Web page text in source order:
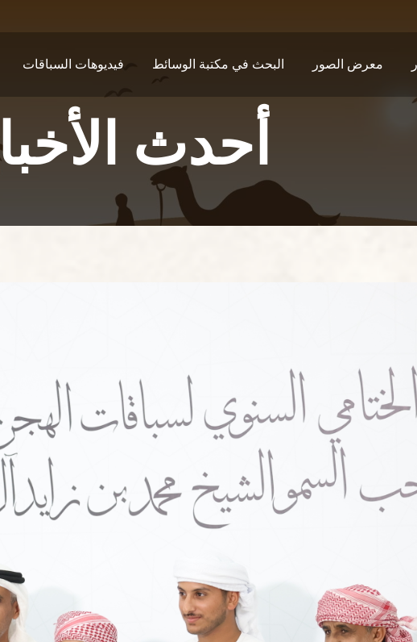
فيديوهات السباقات البحث في مكتبة الوسائط معرض الصور
أحدث